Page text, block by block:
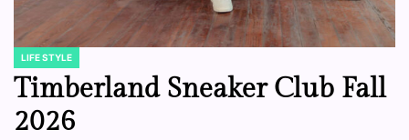
POSTED
IN
LIFE STYLE
Timberland Sneaker Club Fall
2026